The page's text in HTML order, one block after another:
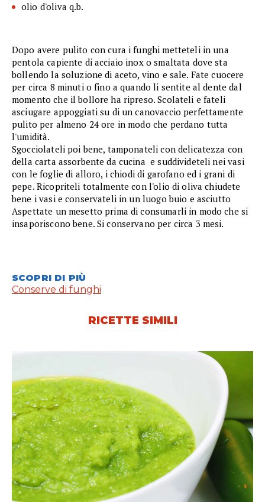
olio d'oliva q.b.
Dopo avere pulito con cura i funghi metteteli in una
pentola capiente di acciaio inox o smaltata dove sta
bollendo la soluzione di aceto, vino e sale. Fate cuocere
per circa 8 minuti o fino a quando li sentite al dente dal
momento che il bollore ha ripreso. Scolateli e fateli
asciugare appoggiati su di un canovaccio perfettamente
pulito per almeno 24 ore in modo che perdano tutta
l'umidità.
Sgocciolateli poi bene, tamponateli con delicatezza con
della carta assorbente da cucina e suddivideteli nei vasi
con le foglie di alloro, i chiodi di garofano ed i grani di
pepe. Ricopriteli totalmente con l'olio di oliva chiudete
bene i vasi e conservateli in un luogo buio e asciutto
Aspettate un mesetto prima di consumarli in modo che si
insaporiscono bene. Si conservano per circa 3 mesi.
SCOPRI DI PIÙ
Conserve di funghi
RICETTE SIMILI